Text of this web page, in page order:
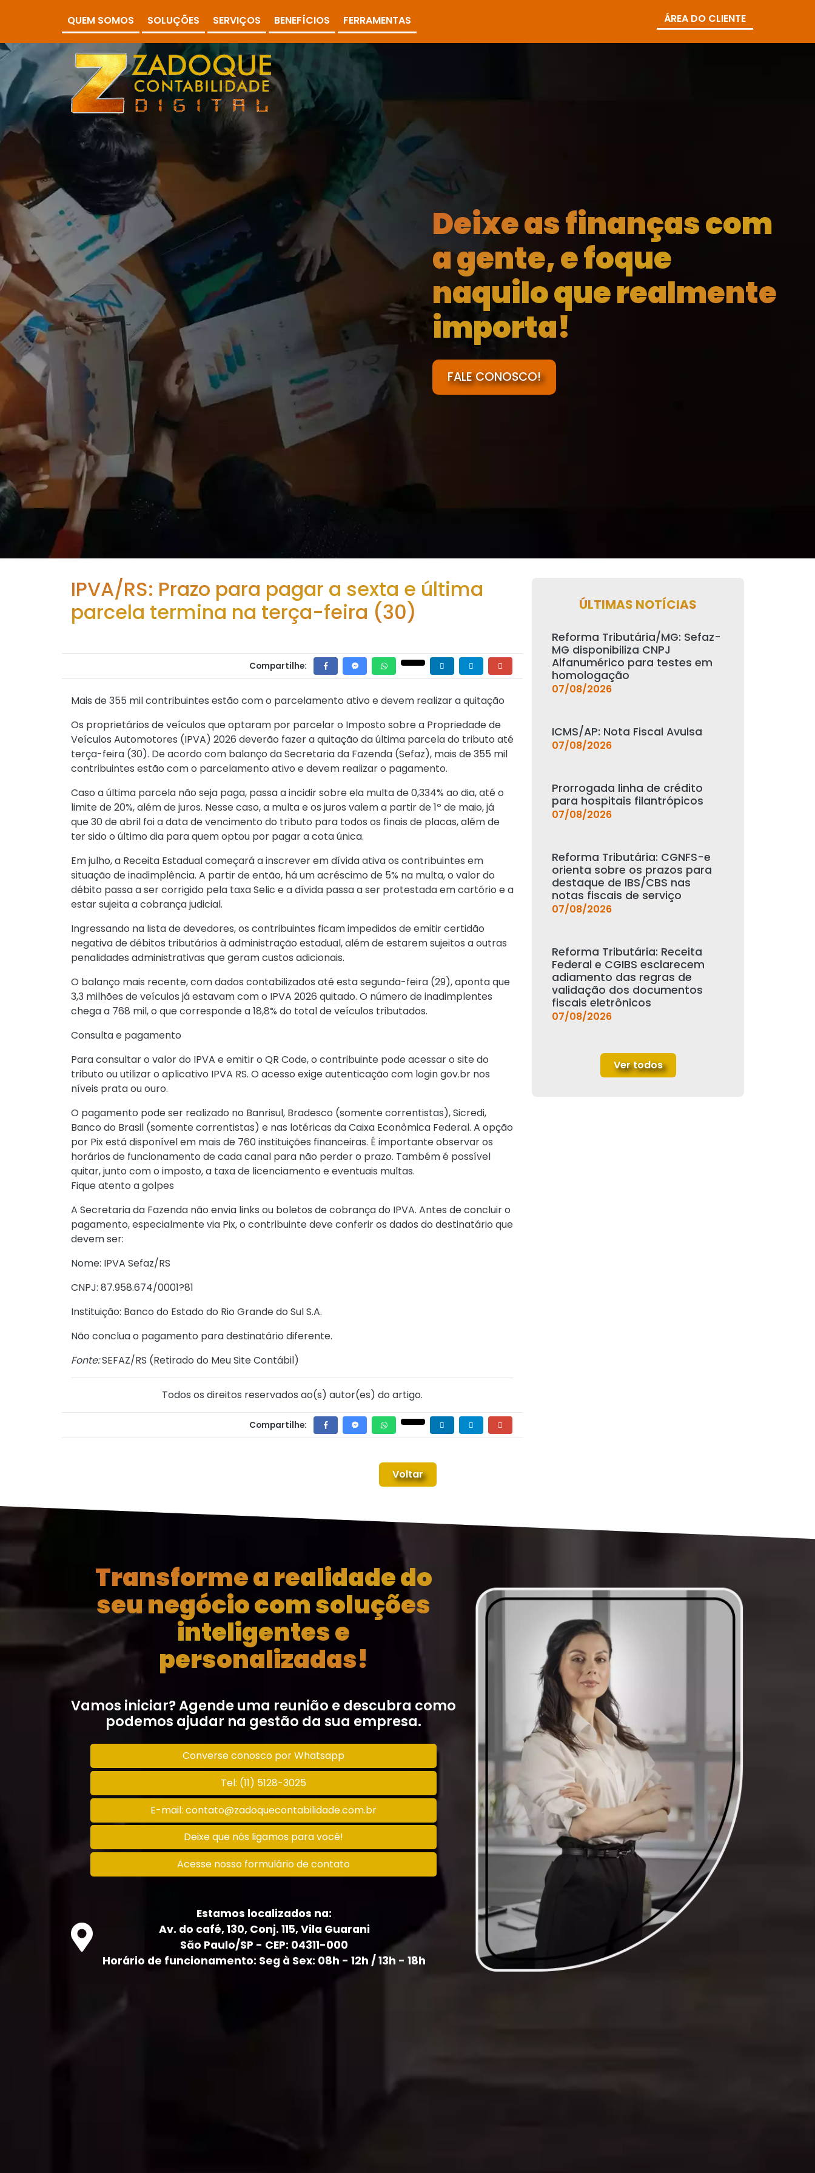
QUEM SOMOS SOLUÇÕES SERVIÇOS BENEFÍCIOS FERRAMENTAS ÁREA DO CLIENTE
Deixe as finanças com
a gente, e foque
naquilo que realmente
importa!
FALE CONOSCO!
IPVA/RS: Prazo para pagar a sexta e última
parcela termina na terça-feira (30)
Compartilhe:
Mais de 355 mil contribuintes estão com o parcelamento ativo e devem realizar a quitação
Os proprietários de veículos que optaram por parcelar o Imposto sobre a Propriedade de
Veículos Automotores (IPVA) 2026 deverão fazer a quitação da última parcela do tributo até
terça-feira (30). De acordo com balanço da Secretaria da Fazenda (Sefaz), mais de 355 mil
contribuintes estão com o parcelamento ativo e devem realizar o pagamento.
Caso a última parcela não seja paga, passa a incidir sobre ela multa de 0,334% ao dia, até o
limite de 20%, além de juros. Nesse caso, a multa e os juros valem a partir de 1º de maio, já
que 30 de abril foi a data de vencimento do tributo para todos os finais de placas, além de
ter sido o último dia para quem optou por pagar a cota única.
Em julho, a Receita Estadual começará a inscrever em dívida ativa os contribuintes em
situação de inadimplência. A partir de então, há um acréscimo de 5% na multa, o valor do
débito passa a ser corrigido pela taxa Selic e a dívida passa a ser protestada em cartório e a
estar sujeita a cobrança judicial.
Ingressando na lista de devedores, os contribuintes ficam impedidos de emitir certidão
negativa de débitos tributários à administração estadual, além de estarem sujeitos a outras
penalidades administrativas que geram custos adicionais.
O balanço mais recente, com dados contabilizados até esta segunda-feira (29), aponta que
3,3 milhões de veículos já estavam com o IPVA 2026 quitado. O número de inadimplentes
chega a 768 mil, o que corresponde a 18,8% do total de veículos tributados.
Consulta e pagamento
Para consultar o valor do IPVA e emitir o QR Code, o contribuinte pode acessar o site do
tributo ou utilizar o aplicativo IPVA RS. O acesso exige autenticação com login gov.br nos
níveis prata ou ouro.
O pagamento pode ser realizado no Banrisul, Bradesco (somente correntistas), Sicredi,
Banco do Brasil (somente correntistas) e nas lotéricas da Caixa Econômica Federal. A opção
por Pix está disponível em mais de 760 instituições financeiras. É importante observar os
horários de funcionamento de cada canal para não perder o prazo. Também é possível
quitar, junto com o imposto, a taxa de licenciamento e eventuais multas.
Fique atento a golpes
A Secretaria da Fazenda não envia links ou boletos de cobrança do IPVA. Antes de concluir o
pagamento, especialmente via Pix, o contribuinte deve conferir os dados do destinatário que
devem ser:
Nome: IPVA Sefaz/RS
CNPJ: 87.958.674/0001?81
Instituição: Banco do Estado do Rio Grande do Sul S.A.
Não conclua o pagamento para destinatário diferente.
Fonte:SEFAZ/RS (Retirado do Meu Site Contábil)
Todos os direitos reservados ao(s) autor(es) do artigo.
Compartilhe:
ÚLTIMAS NOTÍCIAS
Reforma Tributária/MG: Sefaz-
MG disponibiliza CNPJ
Alfanumérico para testes em
homologação
07/08/2026
ICMS/AP: Nota Fiscal Avulsa
07/08/2026
Prorrogada linha de crédito
para hospitais filantrópicos
07/08/2026
Reforma Tributária: CGNFS-e
orienta sobre os prazos para
destaque de IBS/CBS nas
notas fiscais de serviço
07/08/2026
Reforma Tributária: Receita
Federal e CGIBS esclarecem
adiamento das regras de
validação dos documentos
fiscais eletrônicos
07/08/2026
Ver todos
Voltar
Transforme a realidade do
seu negócio com soluções
inteligentes e
personalizadas!
Vamos iniciar? Agende uma reunião e descubra como
podemos ajudar na gestão da sua empresa.
Converse conosco por Whatsapp
Tel: (11) 5128-3025
E-mail: contato@zadoquecontabilidade.com.br
Deixe que nós ligamos para você!
Acesse nosso formulário de contato
Estamos localizados na:
Av. do café, 130, Conj. 115, Vila Guarani
São Paulo/SP - CEP: 04311-000
Horário de funcionamento: Seg à Sex: 08h - 12h / 13h - 18h